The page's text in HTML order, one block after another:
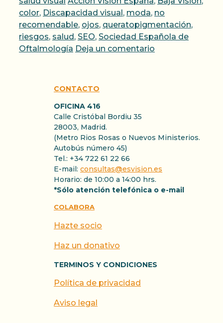
color, Discapacidad visual, moda, no
recomendable, ojos, queratopigmentación,
riesgos, salud, SEO, Sociedad Española de
Oftalmología Deja un comentario
CONTACTO
OFICINA 416
Calle Cristóbal Bordiu 35
28003, Madrid.
(Metro Rios Rosas o Nuevos Ministerios.
Autobús número 45)
Tel.: +34 722 61 22 66
E-mail: consultas@esvision.es
Horario: de 10:00 a 14:00 hrs.
*Sólo atención telefónica o e-mail
COLABORA
Hazte socio
Haz un donativo
TERMINOS Y CONDICIONES
Política de privacidad
Aviso legal